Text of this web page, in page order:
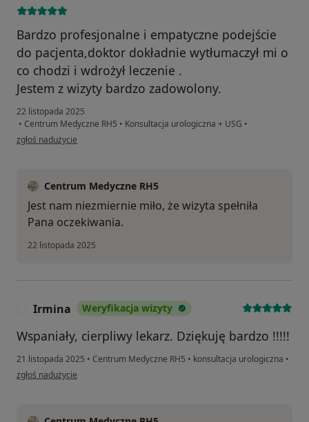
Bardzo profesjonalne i empatyczne podejście
do pacjenta,doktor dokładnie wytłumaczył mi o
co chodzi i wdrożył leczenie .
Jestem z wizyty bardzo zadowolony.
22 listopada 2025
• Centrum Medyczne RH5 • Konsultacja urologiczna + USG •
w opinii użytkownika MAREK SEWERYN
zgłoś nadużycie
Centrum Medyczne RH5
Jest nam niezmiernie miło, że wizyta spełniła
Pana oczekiwania.
22 listopada 2025
Irmina Weryfikacja wizyty
Wspaniały, cierpliwy lekarz. Dziękuję bardzo !!!!!
21 listopada 2025 • Centrum Medyczne RH5 • konsultacja urologiczna •
w opinii użytkownika Irmina
zgłoś nadużycie